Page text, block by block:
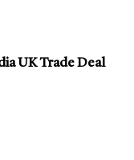
UK Trade Deal